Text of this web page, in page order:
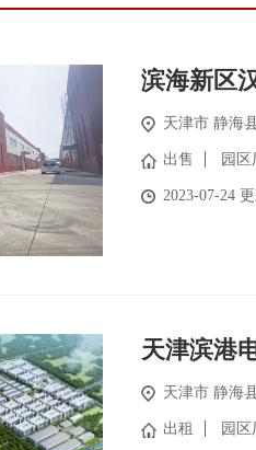
滨海新区
天津市 静海
出售 园区
2023-07-24
天津滨港
天津市 静海
出租 园区